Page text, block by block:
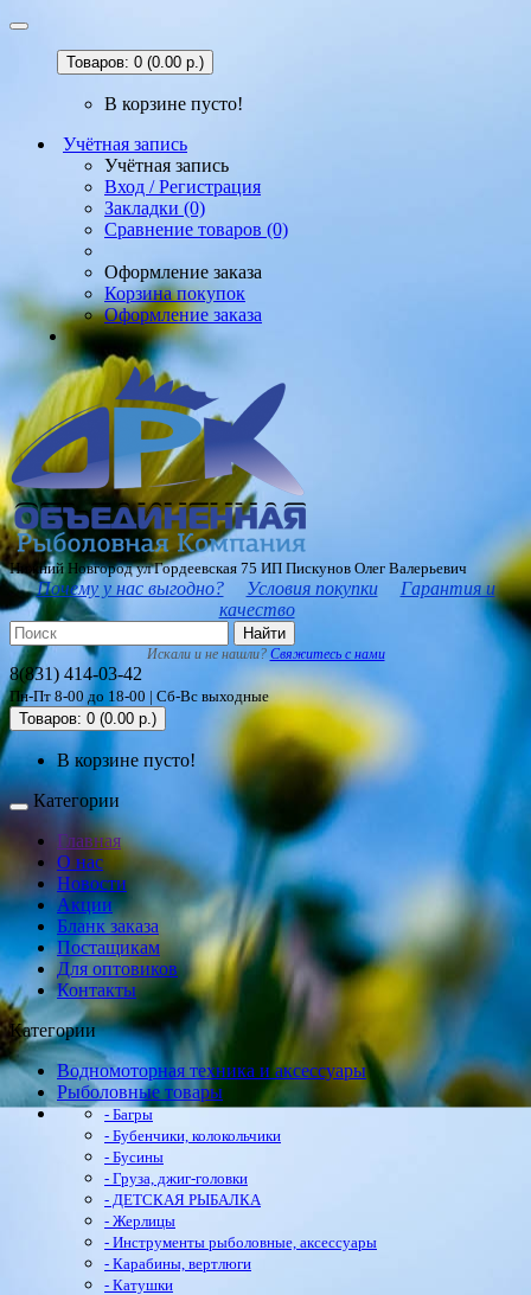
Товаров: 0 (0.00 р.)
В корзине пусто!
Учётная запись
Учётная запись
Вход / Регистрация
Закладки (0)
Сравнение товаров (0)
Оформление заказа
Корзина покупок
Оформление заказа
Нижний Новгород ул Гордеевская 75 ИП Пискунов Олег Валерьевич
Почему у нас выгодно? Условия покупки
Гарантия и
качество
Найти
Искали и не нашли? Свяжитесь с нами
8(831) 414-03-42
Пн-Пт 8-00 до 18-00 | Сб-Вс выходные
Товаров: 0 (0.00 р.)
В корзине пусто!
Категории
Главная
О нас
Новости
Акции
Бланк заказа
Постащикам
Для оптовиков
Контакты
Категории
Водномоторная техника и аксессуары
Рыболовные товары
- Багры
- Бубенчики, колокольчики
- Бусины
- Груза, джиг-головки
- ДЕТСКАЯ РЫБАЛКА
- Жерлицы
- Инструменты рыболовные, аксессуары
- Карабины, вертлюги
- Катушки